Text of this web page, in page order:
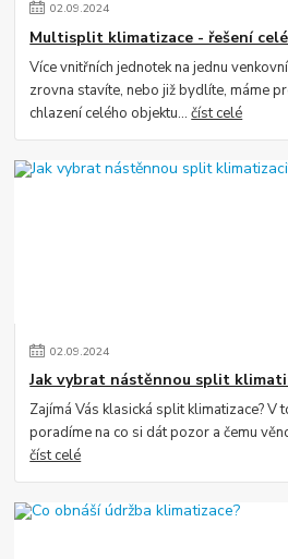
02.09.2024
Multisplit klimatizace - řešení
Více vnitřních jednotek na jednu
zrovna stavíte, nebo již bydlíte, máme
chlazení celého objektu...číst celé
02.09.2024
Jak vybrat nástěnnou split
Zajímá Vás klasická split klimatizace? V
poradíme na co si dát pozor a čemu
číst celé